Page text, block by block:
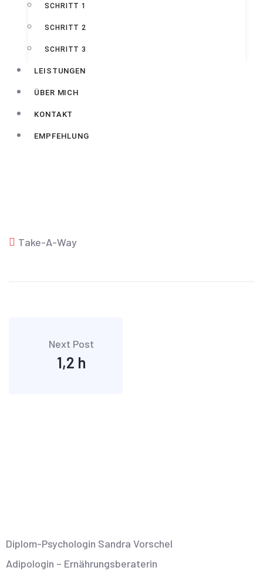
SCHRITT 1
SCHRITT 2
SCHRITT 3
LEISTUNGEN
ÜBER MICH
KONTAKT
EMPFEHLUNG
Take-A-Way
Next Post
1,2 h
Diplom-Psychologin Sandra Vorschel
Adipologin – Ernährungsberaterin